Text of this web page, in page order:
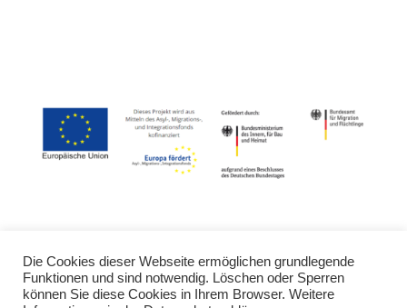
Kontakt Trainings
Aktuelles
Die Cookies dieser Webseite ermöglichen grundlegende
Funktionen und sind notwendig. Löschen oder Sperren
können Sie diese Cookies in Ihrem Browser. Weitere